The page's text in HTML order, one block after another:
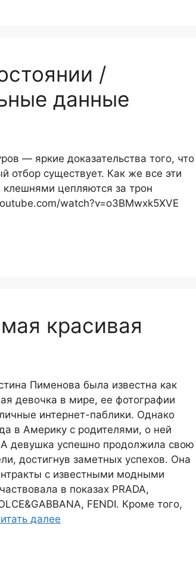
/
данные
— яркие доказательства того, что
отбор существует. Как же все эти
клешнями цепляются за трон
watch?v=o3BMwxk5XVE
красивая
Пименова была известна как
девочка в мире, ее фотографии
интернет-паблики. Однако
в Америку с родителями, о ней
девушка успешно продолжила свою
достигнув заметных успехов. Она
с известными модными
в показах PRADA,
FENDI. Кроме того,
далее